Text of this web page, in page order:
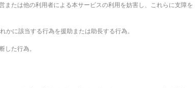
または他の利用者による本サービスの利用を妨害し、これらに支障を
かに該当する行為を援助または助長する行為。
した行為。